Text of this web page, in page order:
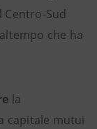
Centro-Sud
che ha
la
capitale mutui